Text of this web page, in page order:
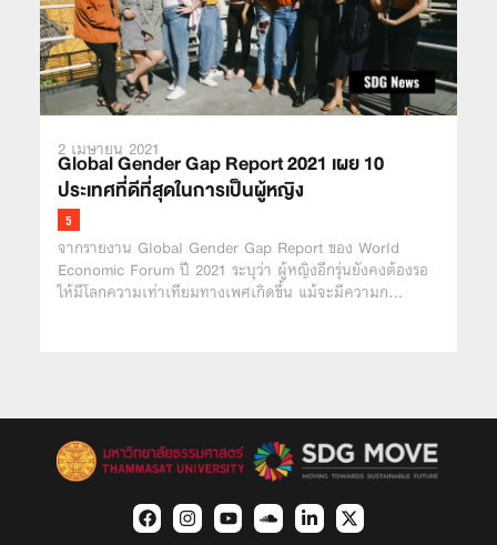
2 เมษายน 2021
Global Gender Gap Report 2021 เผย 10
ประเทศที่ดีที่สุดในการเป็นผู้หญิง
จากรายงาน Global Gender Gap Report ของ World
Economic Forum ปี 2021 ระบุว่า ผู้หญิงอีกรุ่นยังคงต้องรอ
ให้มีโลกความเท่าเทียมทางเพศเกิดขึ้น แม้จะมีความก…